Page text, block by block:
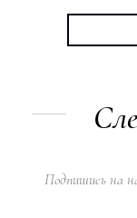
Подпишись на